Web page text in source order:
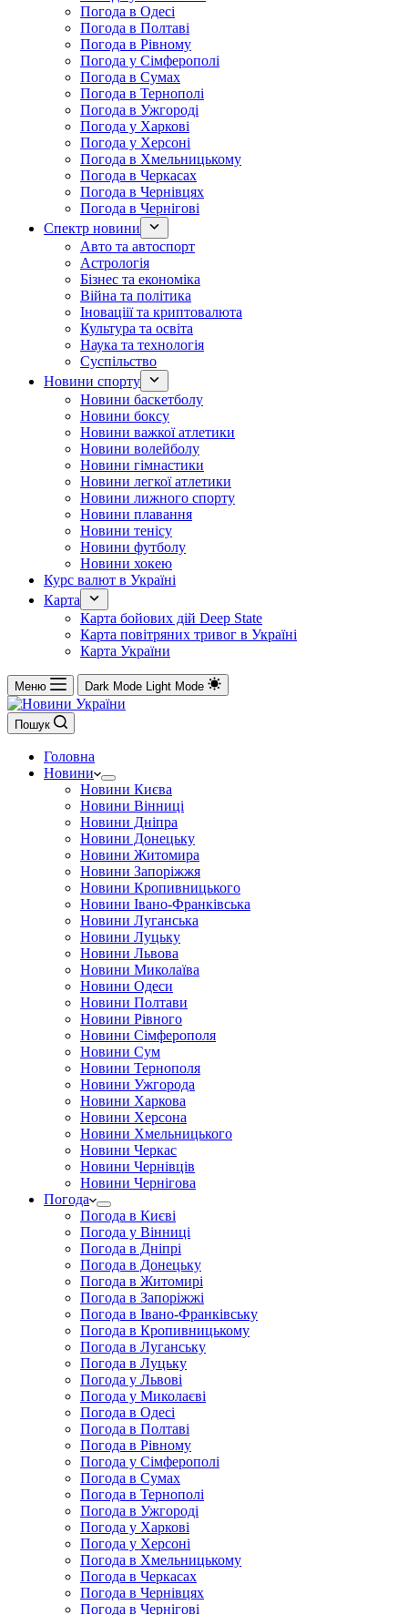
Погода в Одесі
Погода в Полтаві
Погода в Рівному
Погода у Сімферополі
Погода в Сумах
Погода в Тернополі
Погода в Ужгороді
Погода у Харкові
Погода у Херсоні
Погода в Хмельницькому
Погода в Черкасах
Погода в Чернівцях
Погода в Чернігові
Спектр новини
Авто та автоспорт
Астрологія
Бізнес та економіка
Війна та політика
Іноваціії та криптовалюта
Культура та освіта
Наука та технологія
Суспільство
Новини спорту
Новини баскетболу
Новини боксу
Новини важкої атлетики
Новини волейболу
Новини гімнастики
Новини легкої атлетики
Новини лижного спорту
Новини плавання
Новини тенісу
Новини футболу
Новини хокею
Курс валют в Україні
Карта
Карта бойових дій Deep State
Карта повітряних тривог в Україні
Карта України
Меню Dark Mode Light Mode
Пошук
Головна
Новини
Новини Києва
Новини Вінниці
Новини Дніпра
Новини Донецьку
Новини Житомира
Новини Запоріжжя
Новини Кропивницького
Новини Івано-Франківська
Новини Луганська
Новини Луцьку
Новини Львова
Новини Миколаїва
Новини Одеси
Новини Полтави
Новини Рівного
Новини Сімферополя
Новини Сум
Новини Тернополя
Новини Ужгорода
Новини Харкова
Новини Херсона
Новини Хмельницького
Новини Черкас
Новини Чернівців
Новини Чернігова
Погода
Погода в Києві
Погода у Вінниці
Погода в Дніпрі
Погода в Донецьку
Погода в Житомирі
Погода в Запоріжжі
Погода в Івано-Франківську
Погода в Кропивницькому
Погода в Луганську
Погода в Луцьку
Погода у Львові
Погода у Миколаєві
Погода в Одесі
Погода в Полтаві
Погода в Рівному
Погода у Сімферополі
Погода в Сумах
Погода в Тернополі
Погода в Ужгороді
Погода у Харкові
Погода у Херсоні
Погода в Хмельницькому
Погода в Черкасах
Погода в Чернівцях
Погода в Чернігові